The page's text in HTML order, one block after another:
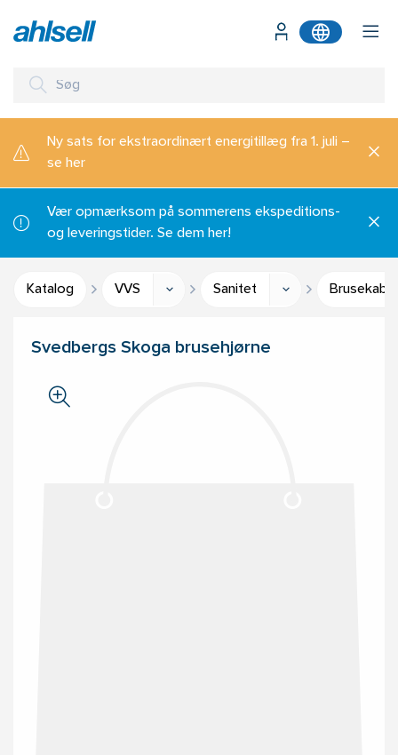
Ny sats for ekstraordinært energitillæg fra 1. juli –
se her
Vær opmærksom på sommerens ekspeditions-
og leveringstider. Se dem her!
Katalog VVS Sanitet
Svedbergs Skoga brusehjørne